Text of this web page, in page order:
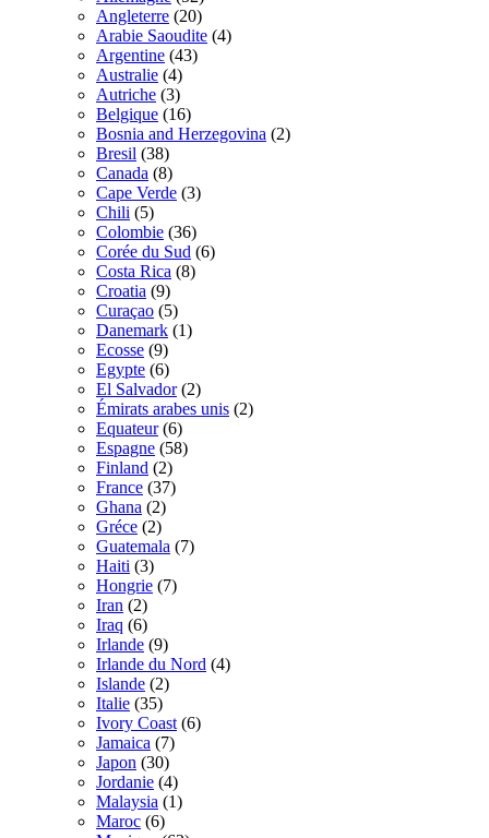
Angleterre (20)
Arabie Saoudite (4)
Argentine (43)
Australie (4)
Autriche (3)
Belgique (16)
Bosnia and Herzegovina (2)
Bresil (38)
Canada (8)
Cape Verde (3)
Chili (5)
Colombie (36)
Corée du Sud (6)
Costa Rica (8)
Croatia (9)
Curaçao (5)
Danemark (1)
Ecosse (9)
Egypte (6)
El Salvador (2)
Émirats arabes unis (2)
Equateur (6)
Espagne (58)
Finland (2)
France (37)
Ghana (2)
Gréce (2)
Guatemala (7)
Haiti (3)
Hongrie (7)
Iran (2)
Iraq (6)
Irlande (9)
Irlande du Nord (4)
Islande (2)
Italie (35)
Ivory Coast (6)
Jamaica (7)
Japon (30)
Jordanie (4)
Malaysia (1)
Maroc (6)